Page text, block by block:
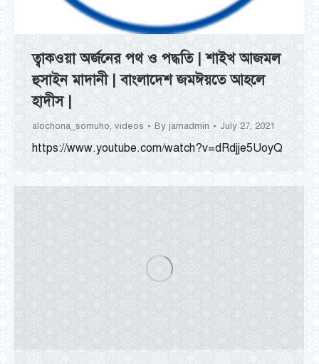
ত্বাকওয়া অর্জনের পথ ও পদ্ধতি | শাইখ আজমল
হুসাইন মাদানী | বাংলাদেশ জমঈয়তে আহলে
হাদীস |
alochona_somuho, videos By jamadmin July 27, 2021
https://www.youtube.com/watch?v=dRdjje5UoyQ